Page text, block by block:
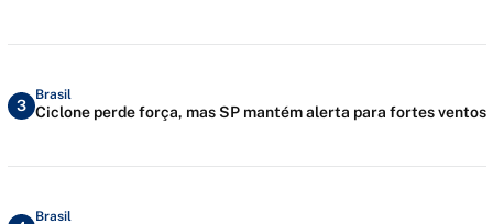
3
Brasil
Ciclone perde força, mas SP mantém alerta para fortes ventos
Brasil